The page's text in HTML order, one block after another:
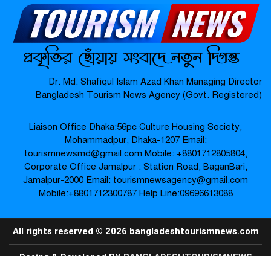
মাদারগঞ্জে নারী ও শিশু সুরক্ষা বিষয়ে
সচেতনতামূলক সভা অনুষ্ঠিত-
মাদারগঞ্জে বিএনপির বৃক্ষরোপণ কর্মসূচি
অনুষ্ঠিত-
জামালপুর যৌনপল্লীতে ডিবি পুলিশের
অভিযান: ৬০০ গ্রাম গাঁজা উদ্ধার, নারীসহ
গ্রেপ্তার ৩ –
প্রায় ২৪ ঘণ্টা শূন্যরেখায় থাকার পর উদ্ধার
Dr. Md. Shafiqul Islam Azad Khan Managing Director
Bangladesh Tourism News Agency (Govt. Registered)
Liaison Office Dhaka:56pc Culture Housing Society,
Mohammadpur, Dhaka-1207 Email:
tourismnewsmd@gmail.com Mobile: ‪+8801712805804‬,
Corporate Office Jamalpur : Station Road, BaganBari,
Jamalpur-2000 Email: tourismnewsagency@gmail.com
Mobile:‪+8801712300787‬ Help Line:09696613088
All rights reserved © 2026 bangladeshtourismnews.com